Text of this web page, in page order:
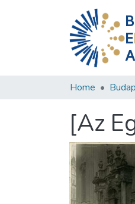
B
E
A
Home
[Az